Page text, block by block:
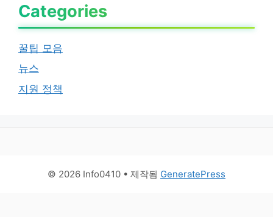
Categories
꿀팁 모음
뉴스
지원 정책
© 2026 Info0410 • 제작됨 GeneratePress